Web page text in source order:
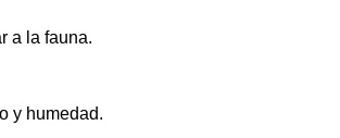
a la fauna.
y humedad.